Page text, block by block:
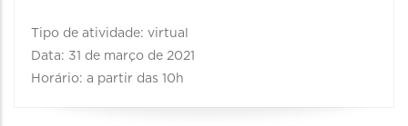
Tipo de atividade: virtual
Data: 31 de março de 2021
Horário: a partir das 10h